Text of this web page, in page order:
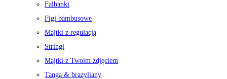
Falbanki
Figi bambusowe
Majtki z regulacją
Stringi
Majtki z Twoim zdjęciem
Tanga & brazyliany